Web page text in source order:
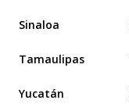
Sinaloa
Tamaulipas
Yucatán